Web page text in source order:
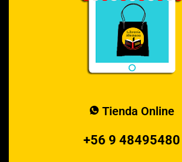
Tienda Online
+56 9 48495480